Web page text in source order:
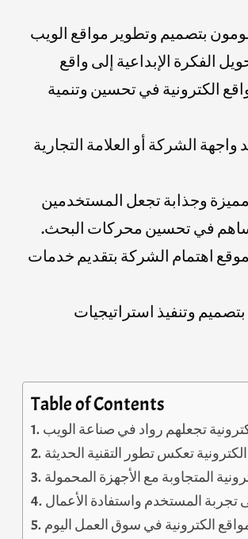
بتصميم وتطوير مواقع الويب
الفكرة الإبداعية إلى واقع
الكترونية في تحسين وتنمية
الشركة أو العلامة التجارية
مميزة وجذابة تجعل المستخدمين
في تحسين محركات البحث.
اهتمام الشركة بتقديم خدمات
وتنفيذ استراتيجيات
Table of Contents
تجعلهم رواد في صناعة الويب
تعكس تطور التقنية الحديثة
المتجاوبة مع الأجهزة المحمولة
تجربة المستخدم واستفادة الأعمال
الكترونية في سوق العمل اليوم